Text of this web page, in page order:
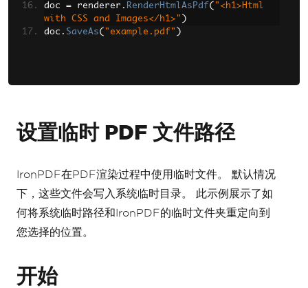
doc = renderer . RenderHtmlAsPdf( "<h1>Html
with CSS and Images</h1>" )
doc . SaveAs( "example.pdf" )
设置临时 PDF 文件路径
IronPDF在PDF渲染过程中使用临时文件。 默认情况
下，这些文件会写入系统临时目录。 此示例展示了如
何将系统临时路径和IronPDF的临时文件夹重定向到
您选择的位置。
开始